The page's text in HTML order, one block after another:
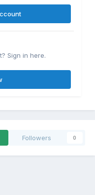
Sign in here.
Followers 0